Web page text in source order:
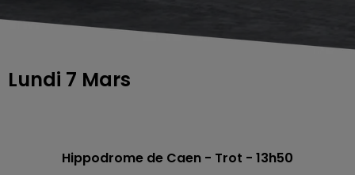
Lundi 7 Mars
Hippodrome de Caen - Trot - 13h50